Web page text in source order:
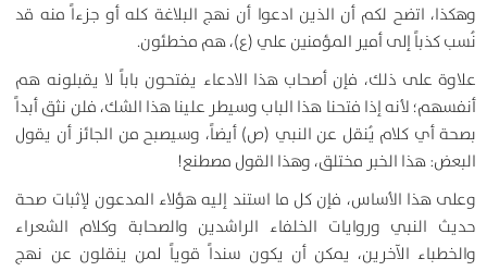
وهكذا، اتضح لكم أن الذين ادعوا أن نهج البلاغة كله أو جزءاً منه قد
نُسب كذباً إلى أمير المؤمنين علي (ع)، هم مخطئون.
علاوة على ذلك، فإن أصحاب هذا الادعاء يفتحون باباً لا يقبلونه هم
أنفسهم؛ لأنه إذا فتحنا هذا الباب وسيطر علينا هذا الشك، فلن نثق أبداً
بصحة أي كلام يُنقل عن النبي (ص) أيضاً، وسيصبح من الجائز أن يقول
البعض: هذا الخبر مختلق، وهذا القول مصطنع!
وعلى هذا الأساس، فإن كل ما استند إليه هؤلاء المدعون لإثبات صحة
حديث النبي وروايات الخلفاء الراشدين والصحابة وكلام الشعراء
والخطباء الآخرين، يمكن أن يكون سنداً قوياً لمن ينقلون عن نهج